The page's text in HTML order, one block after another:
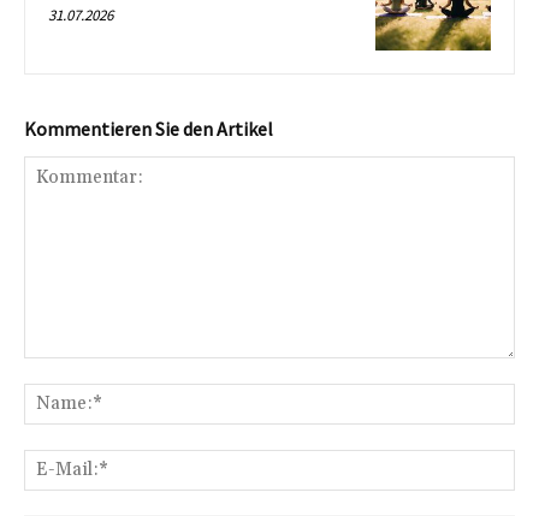
31.07.2026
Kommentieren Sie den Artikel